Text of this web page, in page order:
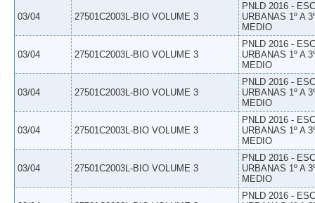
03/04 27501C2003L-BIO VOLUME 3
PNLD 2016 -
URBANAS 1º A
MEDIO
03/04 27501C2003L-BIO VOLUME 3
PNLD 2016 -
URBANAS 1º A
MEDIO
03/04 27501C2003L-BIO VOLUME 3
PNLD 2016 -
URBANAS 1º A
MEDIO
03/04 27501C2003L-BIO VOLUME 3
PNLD 2016 -
URBANAS 1º A
MEDIO
03/04 27501C2003L-BIO VOLUME 3
PNLD 2016 -
URBANAS 1º A
MEDIO
PNLD 2016 -